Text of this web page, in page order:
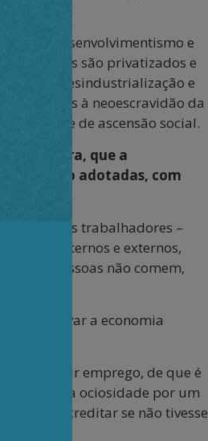
do desenvolvimentismo e
do país são privatizados e
pela desindustrialização e
cidadãos à neoescravidão da
da vida e de ascensão social.
da outra, que a
são adotadas, com
– os trabalhadores –
internos e externos,
as pessoas não comem,
reativar a economia
conseguir emprego, de que é
na ociosidade por um
acreditar se não tivesse